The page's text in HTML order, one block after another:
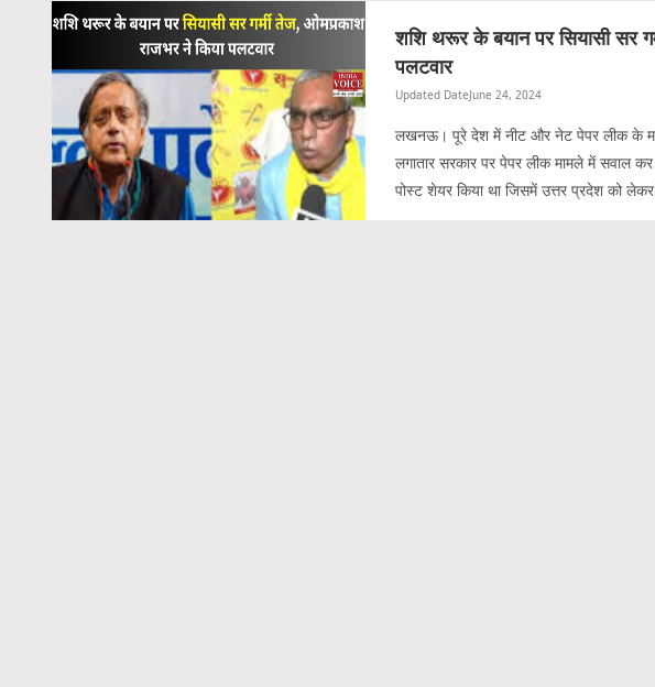
शशि थरूर के बयान पर सियासी सर
पलटवार
Updated DateJune 24, 2024
लखनऊ। पूरे देश में नीट और नेट पेपर लीक के
लगातार सरकार पर पेपर लीक मामले में सवाल
पोस्ट शेयर किया था जिसमें उत्तर प्रदेश को